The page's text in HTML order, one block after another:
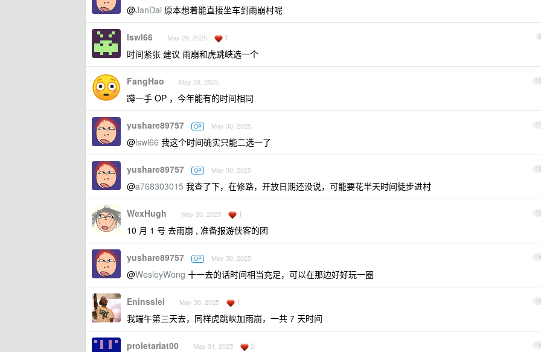
@JanDai 原本想着能直接坐车到雨崩村呢
9
lswl66 May 29, 2025 1
时间紧张 建议 雨崩和虎跳峡选一个
10
FangHao May 29, 2025
蹲一手 OP ，今年能有的时间相同
11
yushare89757 OP May 30, 2025
@lswl66 我这个时间确实只能二选一了
12
yushare89757 OP May 30, 2025
@a768303015 我查了下，在修路，开放日期还没说，可能要花半天时间徒步进村
13
WexHugh May 30, 2025 1
10 月 1 号 去雨崩 , 准备报游侠客的团
14
yushare89757 OP May 30, 2025
@WesleyWong 十一去的话时间相当充足，可以在那边好好玩一圈
15
Eninsslei May 30, 2025 1
我端午第三天去，同样虎跳峡加雨崩，一共 7 天时间
16
proletariat00 May 31, 2025 2